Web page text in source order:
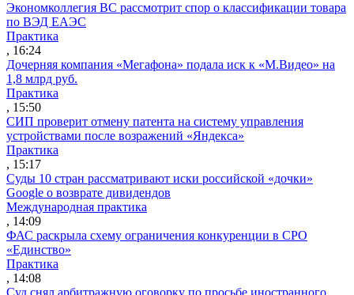
Экономколлегия ВС рассмотрит спор о классификации товара
по ВЭД ЕАЭС
Практика
, 16:24
Дочерняя компания «Мегафона» подала иск к «М.Видео» на
1,8 млрд руб.
Практика
, 15:50
СИП проверит отмену патента на систему управления
устройствами после возражений «Яндекса»
Практика
, 15:17
Суды 10 стран рассматривают иски российской «дочки»
Google о возврате дивидендов
Международная практика
, 14:09
ФАС раскрыла схему ограничения конкуренции в СРО
«Единство»
Практика
, 14:08
Суд снял арбитражную оговорку по просьбе иностранного